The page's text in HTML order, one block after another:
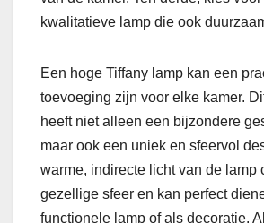
kwalitatieve lamp die ook
Een hoge Tiffany lamp kan een
toevoeging zijn voor elke kamer.
heeft niet alleen een bijzondere
maar ook een uniek en sfeervol
warme, indirecte licht van de lamp
gezellige sfeer en kan perfect
functionele lamp of als decoratie.